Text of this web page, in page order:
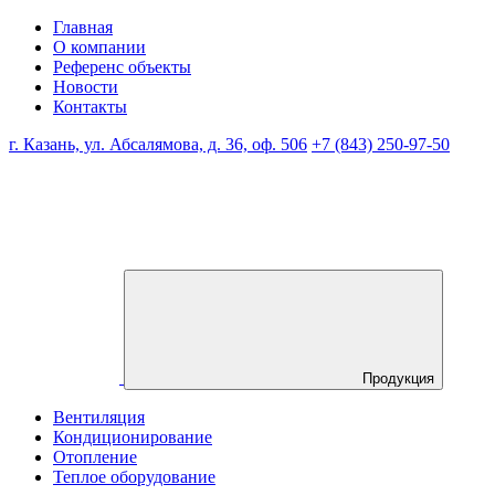
Главная
О компании
Референс объекты
Новости
Контакты
г. Казань, ул. Абсалямова, д. 36, оф. 506 +7 (843) 250-97-50
Продукция
Вентиляция
Кондиционирование
Отопление
Теплое оборудование